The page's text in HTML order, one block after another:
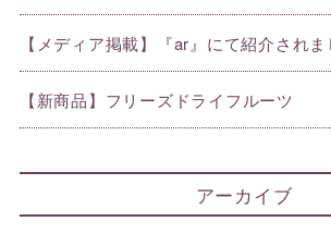
【メディア掲載】『ar』にて紹介されま
【新商品】フリーズドライフルーツ
アーカイブ